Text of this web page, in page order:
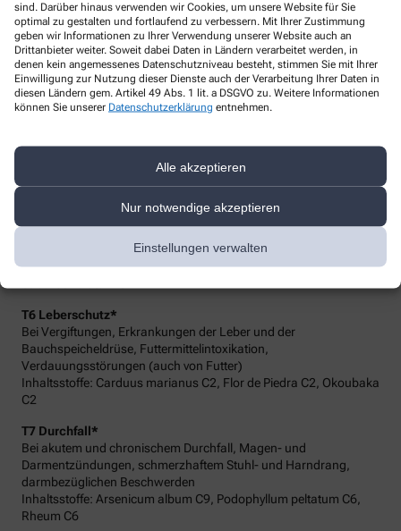
sind. Darüber hinaus verwenden wir Cookies, um unsere Website für Sie
optimal zu gestalten und fortlaufend zu verbessern. Mit Ihrer Zustimmung
geben wir Informationen zu Ihrer Verwendung unserer Website auch an
Drittanbieter weiter. Soweit dabei Daten in Ländern verarbeitet werden, in
denen kein angemessenes Datenschutzniveau besteht, stimmen Sie mit Ihrer
Einwilligung zur Nutzung dieser Dienste auch der Verarbeitung Ihrer Daten in
diesen Ländern gem. Artikel 49 Abs. 1 lit. a DSGVO zu. Weitere Informationen
können Sie unserer Datenschutzerklärung entnehmen.
Alle akzeptieren
Nur notwendige akzeptieren
Einstellungen verwalten
Inhaltsstoffe: Aconitum C9, Ferrum phosphoricum C9, Hepar
sulfuris C9
T4 Steigerung der Abwehrkräfte*
Bei chronischen und chronisch-wiederkehrenden Erkrankungen
der Atemwege (z.B. Bronchien, Kehlkopf)
Inhaltsstoffe: Antimonium sulf. aurant. C9 , Ipecacuanha C6,
Nierenentzündung, Nierenbeckenentzündung,
erschwertem Harnfluss bei Prostatavergrößerung, Harngrieß
Inhaltsstoffe: Berberis vulgaris C4, Cantharis C6, Lycopodium C9,
T6 Leberschutz*
Bei Vergiftungen, Erkrankungen der Leber und der
Bauchspeicheldrüse, Futtermittelintoxikation,
Verdauungsstörungen (auch von Futter)
Inhaltsstoffe: Carduus marianus C2, Flor de Piedra C2, Okoubaka
C2
T7 Durchfall*
Bei akutem und chronischem Durchfall, Magen- und
Darmentzündungen, schmerzhaftem Stuhl- und Harndrang,
darmbezüglichen Beschwerden
Inhaltsstoffe: Arsenicum album C9, Podophyllum peltatum C6,
Rheum C6